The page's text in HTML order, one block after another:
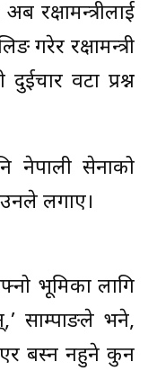
रक्षामन्त्रीलाई
गरेर रक्षामन्त्री
वटा प्रश्न
नेपाली सेनाको
लगाए।
भूमिका लागि
साम्पाङले भने,
बस्न नहुने कुन